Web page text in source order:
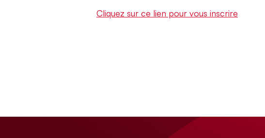
Cliquez sur ce lien pour vous inscrire